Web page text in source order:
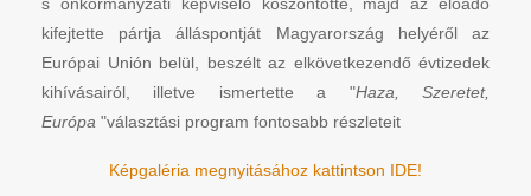
kifejtette pártja álláspontját Magyarország helyéről az
Európai Unión belül, beszélt az elkövetkezendő évtizedek
kihívásairól, illetve ismertette a "Haza, Szeretet,
Európa "választási program fontosabb részleteit
Képgaléria megnyitásához kattintson IDE!